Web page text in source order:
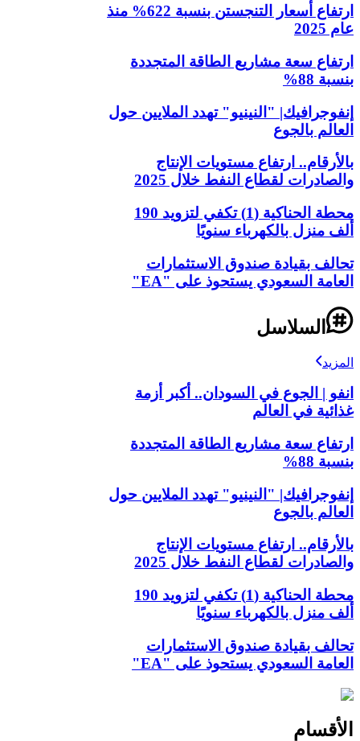
ارتفاع أسعار التنجستن بنسبة 622% منذ
عام 2025
ارتفاع سعة مشاريع الطاقة المتجددة
بنسبة 88%
إنفوجرافيك| "النينيو" تهدد الملايين حول
العالم بالجوع
بالأرقام.. ارتفاع مستويات الإنتاج
والصادرات لقطاع النفط خلال 2025
محطة الحناكية (1) تكفي لتزويد 190
ألف منزل بالكهرباء سنويًا
تحالف بقيادة صندوق الاستثمارات
العامة السعودي يستحوذ على "EA"
السلاسل
المزيد
انفو | الجوع في السودان.. أكبر أزمة
غذائية في العالم
ارتفاع سعة مشاريع الطاقة المتجددة
بنسبة 88%
إنفوجرافيك| "النينيو" تهدد الملايين حول
العالم بالجوع
بالأرقام.. ارتفاع مستويات الإنتاج
والصادرات لقطاع النفط خلال 2025
محطة الحناكية (1) تكفي لتزويد 190
ألف منزل بالكهرباء سنويًا
تحالف بقيادة صندوق الاستثمارات
العامة السعودي يستحوذ على "EA"
الأقسام